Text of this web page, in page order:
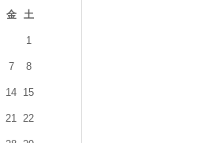
金 土
1
7 8
14 15
21 22